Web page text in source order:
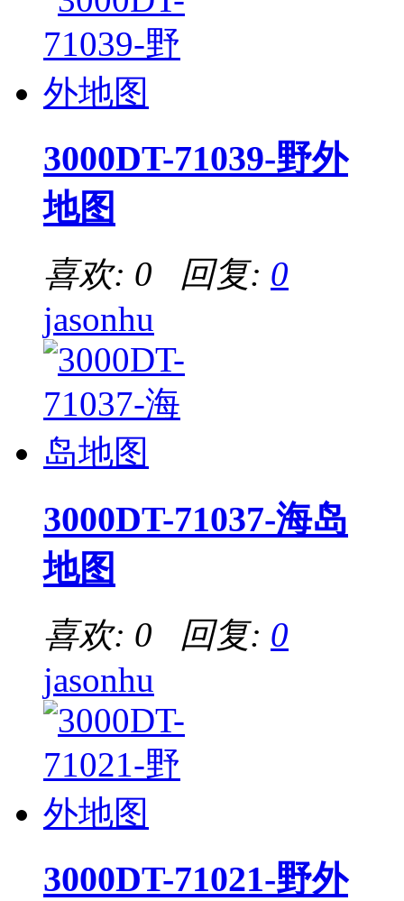
3000DT-71039-野外
地图
喜欢: 0 回复: 0
jasonhu
3000DT-71037-海岛
地图
喜欢: 0 回复: 0
jasonhu
3000DT-71021-野外